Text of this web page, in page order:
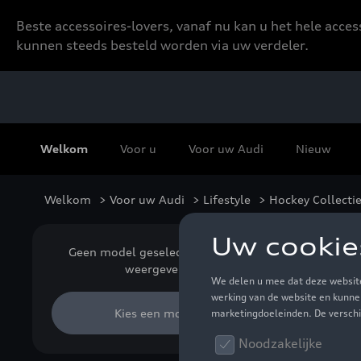
Beste accessoires-lovers, vanaf nu kan u het hele
kunnen steeds besteld worden via uw verdeler.
Welkom Voor u Voor uw Audi Nieuw
Welkom > Voor uw Audi > Lifestyle > Hockey Collectie
Geen model geselecteerd (Alles
weergeven)
Kies een model